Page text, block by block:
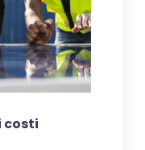
costi